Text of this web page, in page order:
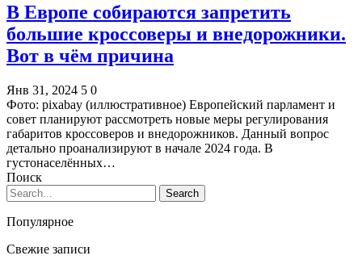
В Европе собираются запретить
большие кроссоверы и внедорожники.
Вот в чём причина
Янв 31, 2024 5 0
Фото: pixabay (иллюстративное) Европейский парламент и
совет планируют рассмотреть новые меры регулирования
габаритов кроссоверов и внедорожников. Данный вопрос
детально проанализируют в начале 2024 года. В
густонаселённых…
Поиск
Популярное
Свежие записи